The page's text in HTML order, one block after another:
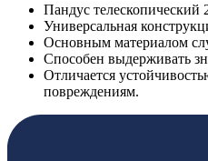
Пандус телескопический
Универсальная
Основным материалом
Способен выдерживать
Отличается
повреждениям.